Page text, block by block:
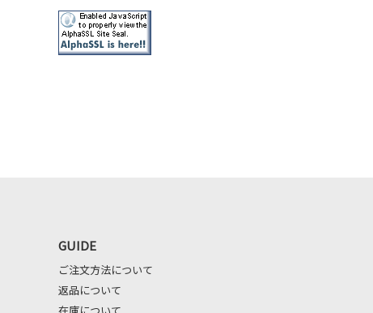
GUIDE
ご注文方法について
返品について